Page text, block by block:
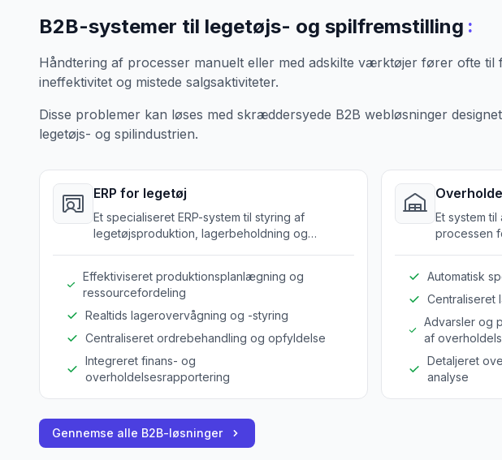
B2B-systemer til legetøjs- og spilfremstilling :
Håndtering af processer manuelt eller med adskilte værktøjer fører ofte til
ineffektivitet og mistede salgsaktiviteter.
Disse problemer kan løses med skræddersyede B2B webløsninger
legetøjs- og spilindustrien.
ERP for legetøj
Et specialiseret ERP-system til styring af
legetøjsproduktion, lagerbeholdning og
Effektiviseret produktionsplanlægning og
ressourcefordeling
Realtids lagerovervågning og -styring
Centraliseret ordrebehandling og opfyldelse
Integreret finans- og
overholdelsesrapportering
Et system
processen
Automatisk
Centraliseret
Advarsler og
af
Detaljeret
analyse
Gennemse alle B2B-løsninger